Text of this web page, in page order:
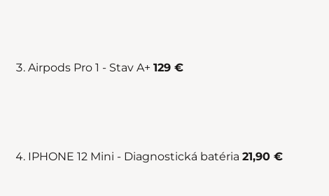
Airpods Pro 1 - Stav A+ 129 €
IPHONE 12 Mini - Diagnostická batéria 21,90 €